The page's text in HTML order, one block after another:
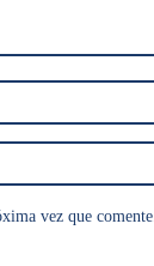
vez que comente.